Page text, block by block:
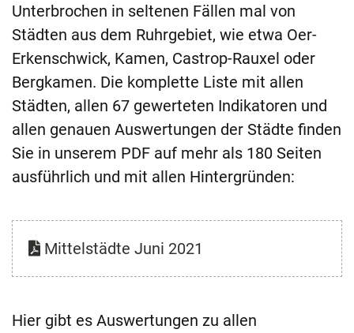
Unterbrochen in seltenen Fällen mal von
Städten aus dem Ruhrgebiet, wie etwa Oer-
Erkenschwick, Kamen, Castrop-Rauxel oder
Bergkamen. Die komplette Liste mit allen
Städten, allen 67 gewerteten Indikatoren und
allen genauen Auswertungen der Städte finden
Sie in unserem PDF auf mehr als 180 Seiten
ausführlich und mit allen Hintergründen:
Mittelstädte Juni 2021
Hier gibt es Auswertungen zu allen